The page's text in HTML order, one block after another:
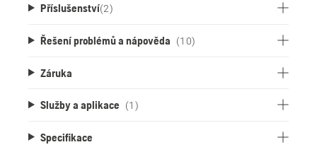
Příslušenství(2)
Řešení problémů a nápověda (10)
Záruka
Služby a aplikace (1)
Specifikace